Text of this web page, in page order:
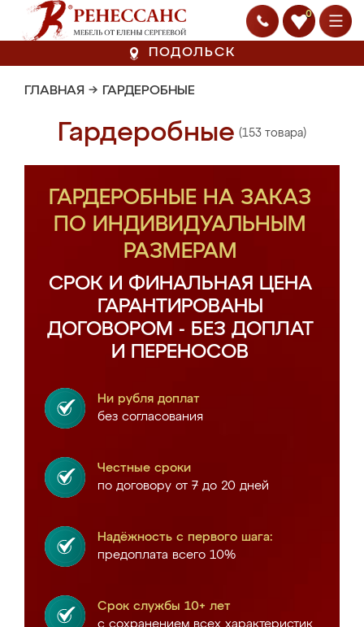
0
ПОДОЛЬСК
ГЛАВНАЯ → ГАРДЕРОБНЫЕ
Гардеробные (153 товара)
ГАРДЕРОБНЫЕ НА ЗАКАЗ
ПО ИНДИВИДУАЛЬНЫМ
РАЗМЕРАМ
СРОК И ФИНАЛЬНАЯ ЦЕНА
ГАРАНТИРОВАНЫ
ДОГОВОРОМ - БЕЗ ДОПЛАТ
И ПЕРЕНОСОВ
Ни рубля доплат
без согласования
Честные сроки
по договору от 7 до 20 дней
Надёжность с первого шага:
предоплата всего 10%
Срок службы 10+ лет
с сохранением всех характеристик